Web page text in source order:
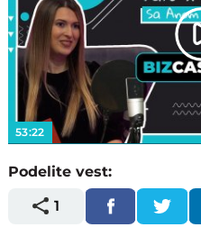
53:22
Podelite vest:
1